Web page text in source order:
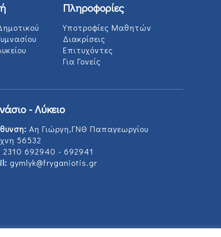
Πληροφορίες
Υποτροφίες Μαθητών
Διακρίσεις
Επιτυχόντες
Για Γονείς
- Λύκειο
Αη Γιώργη,ΓΝΘ Παπαγεωργίου
56532
2310 692940 - 692941
gymlyk@fryganiotis.gr